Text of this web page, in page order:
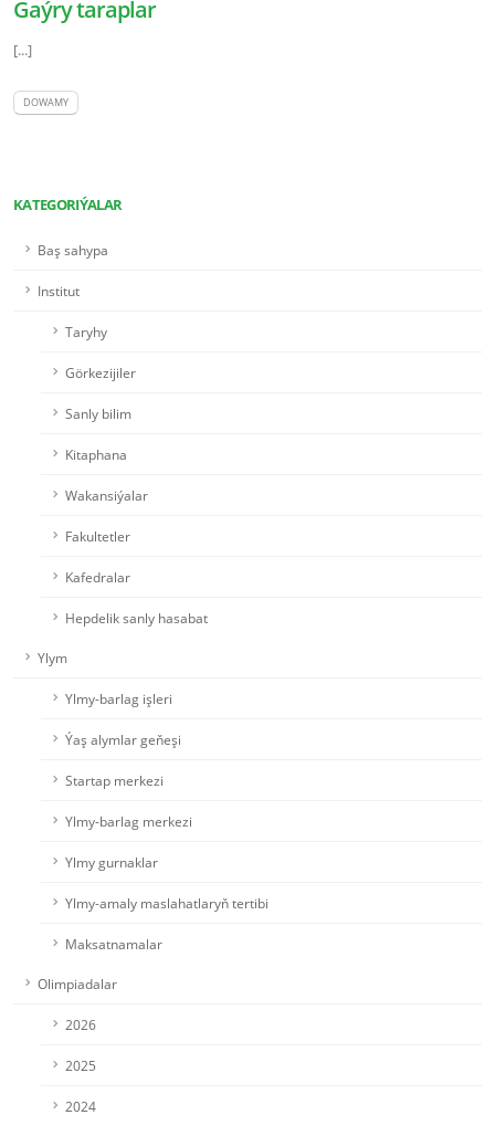
Gaýry taraplar
[...]
DOWAMY
KATEGORIÝALAR
Baş sahypa
Institut
Taryhy
Görkezijiler
Sanly bilim
Kitaphana
Wakansiýalar
Fakultetler
Kafedralar
Hepdelik sanly hasabat
Ylym
Ylmy-barlag işleri
Ýaş alymlar geňeşi
Startap merkezi
Ylmy-barlag merkezi
Ylmy gurnaklar
Ylmy-amaly maslahatlaryň tertibi
Maksatnamalar
Olimpiadalar
2026
2025
2024